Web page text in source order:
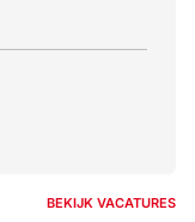
BEKIJK VACATURES